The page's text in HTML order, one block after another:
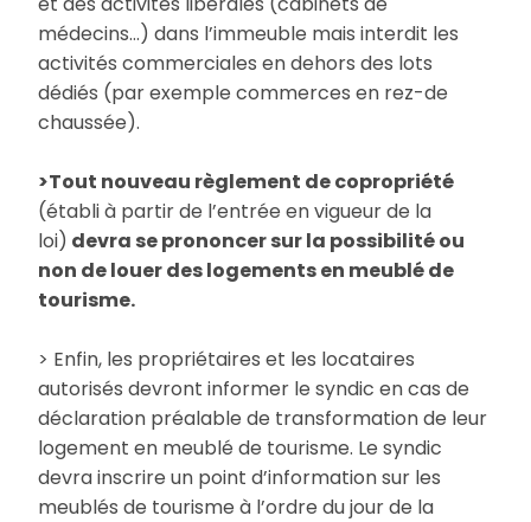
médecins…) dans l’immeuble mais interdit les
activités commerciales en dehors des lots
dédiés (par exemple commerces en rez-de
chaussée).
>Tout nouveau règlement de copropriété
(établi à partir de l’entrée en vigueur de la
loi) devra se prononcer sur la possibilité ou
non de louer des logements en meublé de
tourisme.
> Enfin, les propriétaires et les locataires
autorisés devront informer le syndic en cas de
déclaration préalable de transformation de leur
logement en meublé de tourisme. Le syndic
devra inscrire un point d’information sur les
meublés de tourisme à l’ordre du jour de la